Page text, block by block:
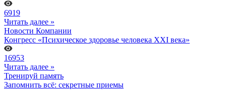
6919
Читать далее »
Новости Компании
Конгресс «Психическое здоровье человека XXI века»
16953
Читать далее »
Тренируй память
Запомнить всё: секретные приемы